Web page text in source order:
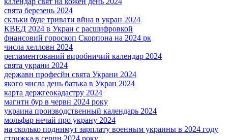
свята березень 2024
скльки буде тривати вйна в укран 2024
КВЕД 2024 в Укран с расшифровкой
фнансовий гороскоп Скорпона на 2024 рк
числа хелловн 2024
регламентований виробничий календар 2024
свята украни 2024
державн професйн свята Украни 2024
якого числа день батька в Укран 2024
карта держгеокадастру 2024
магнтн бур в червн 2024 року
украина производственный календарь 2024
мольфар нечай про украну 2024
на сколько поднимут зарплату военным украины в 2024 году